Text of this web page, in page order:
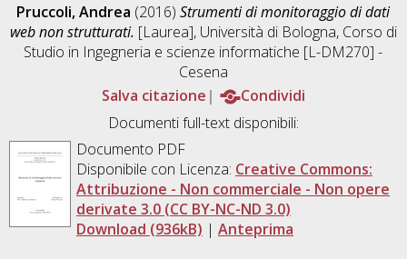
Pruccoli, Andrea (2016)Strumenti di monitoraggio di dati
web non strutturati. [Laurea], Università di Bologna, Corso di
Studio in Ingegneria e scienze informatiche [L-DM270] -
Cesena
Salva citazione
Condividi
Documenti full-text disponibili:
Documento PDF
Disponibile con Licenza: Creative Commons:
Attribuzione - Non commerciale - Non opere
derivate 3.0 (CC BY-NC-ND 3.0)
Download (936kB) | Anteprima